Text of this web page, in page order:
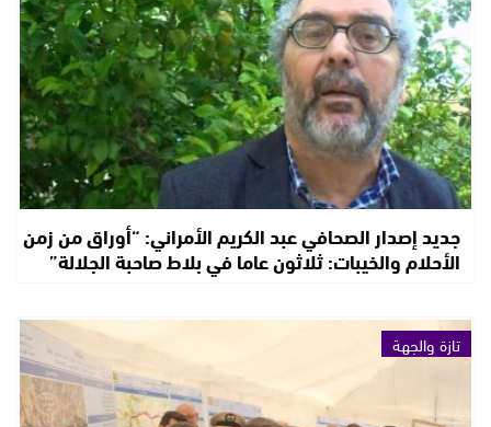
جديد إصدار الصحافي عبد الكريم الأمراني: “أوراق من زمن
الأحلام والخيبات: ثلاثون عاما في بلاط صاحبة الجلالة”
تازة والجهة